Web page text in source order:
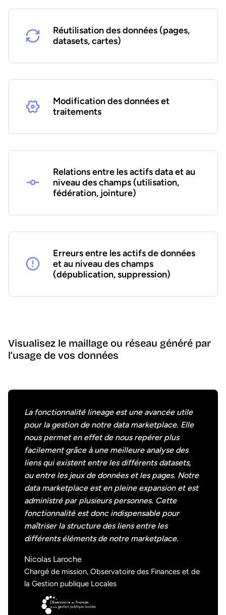
Réutilisation des données (pages,
datasets, cartes)
Modification des données et
traitements
Relations entre les actifs data et au
niveau des champs (utilisation,
fédération, jointure)
Erreurs entre les actifs de données
et au niveau des champs
(dépublication, suppression)
Visualisez le maillage ou réseau généré par
l’usage de vos données
La fonctionnalité lineage est une avancée utile
pour la gestion de notre data marketplace. Elle
nous permet en effet de nous repérer plus
facilement grâce à une meilleure analyse des
liens qui existent entre les différents datasets,
ou entre les jeux de données et les pages. Notre
data marketplace est en pleine expansion et est
administré par plusieurs personnes. Cette
fonctionnalité est donc indispensable pour
maîtriser la structure des liens entre les
différents éléments de notre marketplace.
Nicolas Laroche
Chargé de mission, Observatoire des Finances et de
la Gestion publique Locales